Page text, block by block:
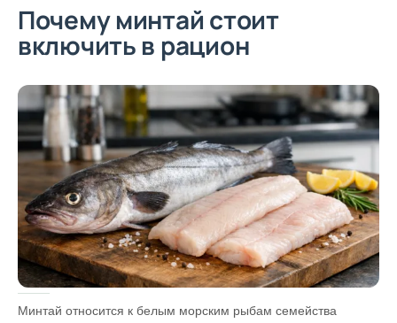
Почему минтай стоит
включить в рацион
Минтай относится к белым морским рыбам семейства